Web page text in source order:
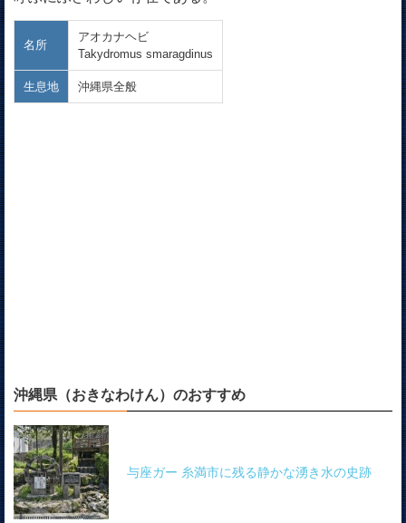
名所
アオカナヘビ
Takydromus smaragdinus
生息地 沖縄県全般
沖縄県（おきなわけん）のおすすめ
与座ガー 糸満市に残る静かな湧き水の史跡